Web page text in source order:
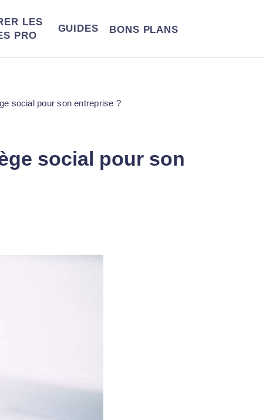
LES
PRO
GUIDES BONS PLANS
social pour son
social pour son entreprise ?